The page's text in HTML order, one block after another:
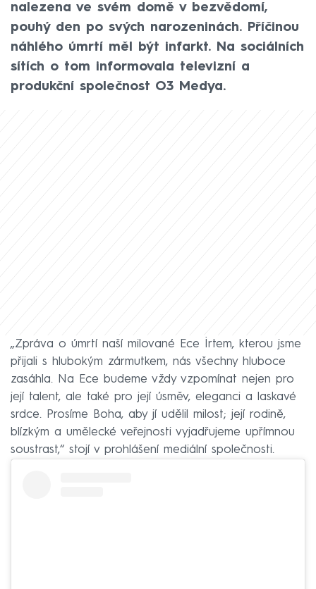
nalezena ve svém domě v bezvědomí,
pouhý den po svých narozeninách. Příčinou
náhlého úmrtí měl být infarkt. Na sociálních
sítích o tom informovala televizní a
produkční společnost O3 Medya.
„Zpráva o úmrtí naší milované Ece İrtem, kterou jsme
přijali s hlubokým zármutkem, nás všechny hluboce
zasáhla. Na Ece budeme vždy vzpomínat nejen pro
její talent, ale také pro její úsměv, eleganci a laskavé
srdce. Prosíme Boha, aby jí udělil milost; její rodině,
blízkým a umělecké veřejnosti vyjadřujeme upřímnou
soustrast,“ stojí v prohlášení mediální společnosti.